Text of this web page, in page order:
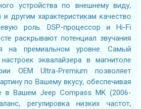
устройства по внешнему виду,
и другим характеристикам качество
роль. DSP-процессор и Hi-Fi
раскрывают потенциал звучания
на премиальном уровне. Самый
эквалайзера в магнитоле
OEM Ultra-Premium позволяет
по Вашему вкусу, обеспечивая
в Вашем Jeep Compass MK (2006-
регулировка низких частот,